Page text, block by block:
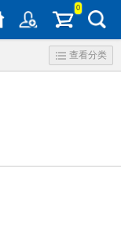
0
查看分类